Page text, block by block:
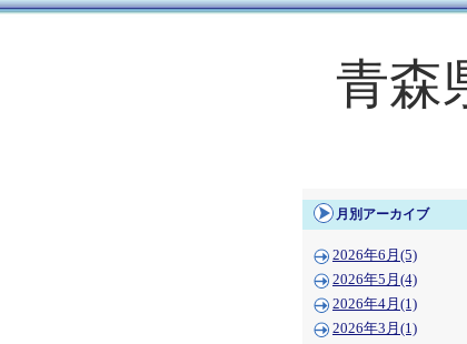
青森
月別アーカイブ
2026年6月(5)
2026年5月(4)
2026年4月(1)
2026年3月(1)